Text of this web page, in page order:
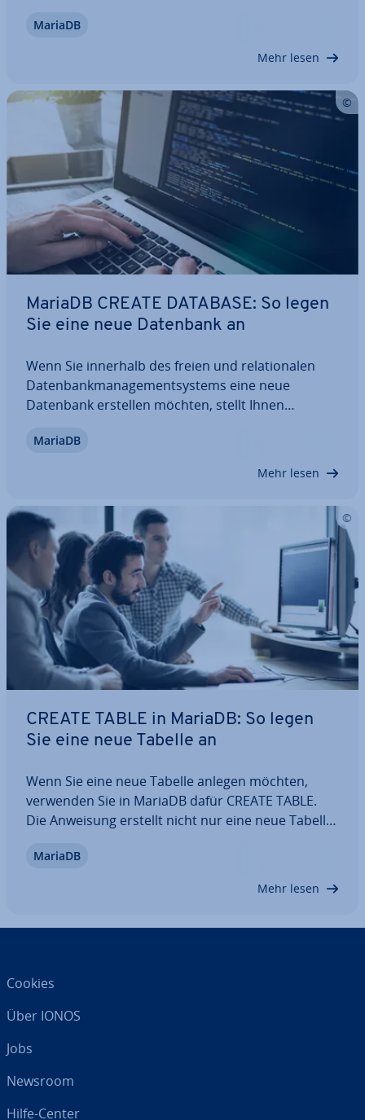
In diesem Artikel führen wir Sie Schritt für Schritt
MariaDB
Mehr lesen
MariaDB CREATE DATABASE: So legen
Sie eine neue Datenbank an
Wenn Sie innerhalb des freien und re­la­tio­na­len
Da­ten­bank­ma­nage­ment­sys­tems eine neue
Datenbank erstellen möchten, stellt Ihnen
Befehl zur Verfügung. In diesem Artikel erklären
MariaDB
Mehr lesen
CREATE TABLE in MariaDB: So legen
Sie eine neue Tabelle an
Wenn Sie eine neue Tabelle anlegen möchten,
verwenden Sie in MariaDB dafür CREATE TABLE.
Die Anweisung erstellt nicht nur eine neue Tabelle,
und die darin zu­läs­si­gen Da­ten­ty­pen an. In diesem
MariaDB
Mehr lesen
Cookies
Über IONOS
Jobs
Newsroom
Hilfe-Center